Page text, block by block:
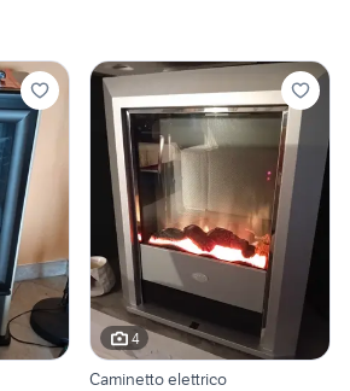
4
Caminetto elettrico